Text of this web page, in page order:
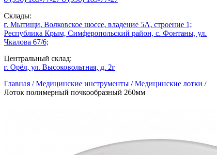
Склады:
г. Мытищи, Волковское шоссе, владение 5А, строение 1;
Республика Крым, Симферопольский район, с. Фонтаны, ул.
Чкалова 67/6;
Центральный склад:
г. Орёл, ул. Высоковольтная, д. 2г
Главная /Медицинские инструменты /Медицинские лотки /
Лоток полимерный почкообразный 260мм